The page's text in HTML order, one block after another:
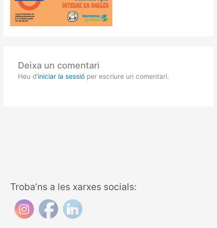
Deixa un comentari
Heu d'iniciar la sessióper escriure un comentari.
Troba’ns a les xarxes socials: